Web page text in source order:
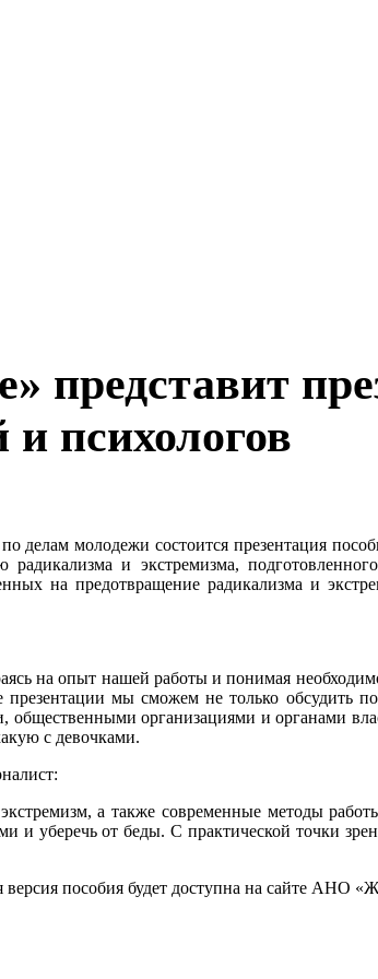
и психологов
делам молодежи состоится презентация
и экстремизма,
на предотвращение радикализма и
на опыт нашей работы и понимая
мы сможем не только обсудить
организациями и органами
с девочками.
а также современные методы
и уберечь от беды. С практической точки
пособия будет доступна на сайте АНО